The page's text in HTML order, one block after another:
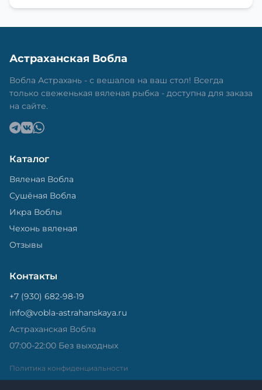
Астраханская Вобла
Вобла Астрахань - с вешалов на ваш стол! Всегда
только свеженькая вяленая рыбка - доступна для заказа
на сайте.
Каталог
Вяленая Вобла
Сушёная Вобла
Икра Воблы
Чехонь вяленая
Отзывы
Контакты
+7 (930) 682-98-19
info@vobla-astrahanskaya.ru
Астраханская Вобла
07:00-22:00 Без выходных
Политика конфиденциальности